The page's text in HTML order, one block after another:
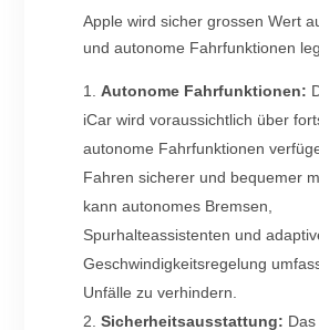
Apple wird sicher grossen Wert
und autonome Fahrfunktionen
Autonome Fahrfunktionen:
iCar wird voraussichtlich über
autonome Fahrfunktionen
Fahren sicherer und bequemer
kann autonomes Bremsen,
Spurhalteassistenten und
Geschwindigkeitsregelung
Unfälle zu verhindern.
Sicherheitsausstattung: